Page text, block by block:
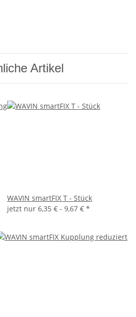
Artikel
WAVIN smartFIX T - Stück
jetzt nur 6,35 € - 9,67 € *